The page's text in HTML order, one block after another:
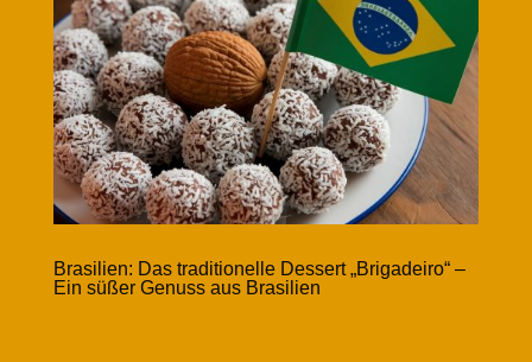
Brasilien: Das traditionelle Dessert „Brigadeiro“ –
Ein süßer Genuss aus Brasilien